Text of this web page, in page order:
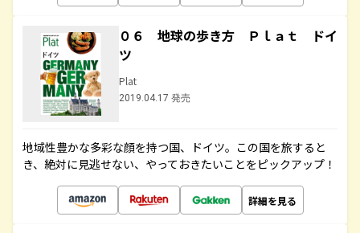
０６ 地球の歩き方 Ｐｌａｔ ドイ
ツ
Plat
2019.04.17 発売
地域性豊かな多彩な顔を持つ国、ドイツ。この国を旅すると
き、絶対に見逃せない、やっておきたいことをピックアップ！
詳細を見る